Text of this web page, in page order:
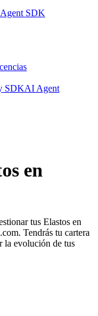
SDK
SDKAI Agent
en
tus Elastos en
Tendrás tu cartera
la evolución de tus